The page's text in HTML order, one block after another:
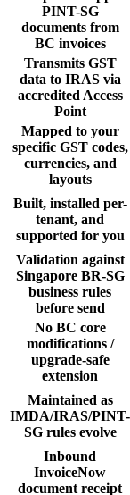
PINT-SG
documents from
BC invoices
Transmits GST
data to IRAS via
accredited Access
Point
Mapped to your
specific GST codes,
currencies, and
layouts
Built, installed per-
tenant, and
supported for you
Validation against
Singapore BR-SG
business rules
before send
No BC core
modifications /
upgrade-safe
extension
Maintained as
IMDA/IRAS/PINT-
SG rules evolve
Inbound
InvoiceNow
document receipt